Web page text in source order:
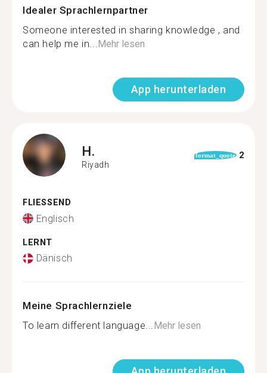
Idealer Sprachlernpartner
Someone interested in sharing knowledge , and
can help me in...Mehr lesen
App herunterladen
H.
Riyadh
format_quote 2
FLIESSEND
Englisch
LERNT
Dänisch
Meine Sprachlernziele
To learn different language...Mehr lesen